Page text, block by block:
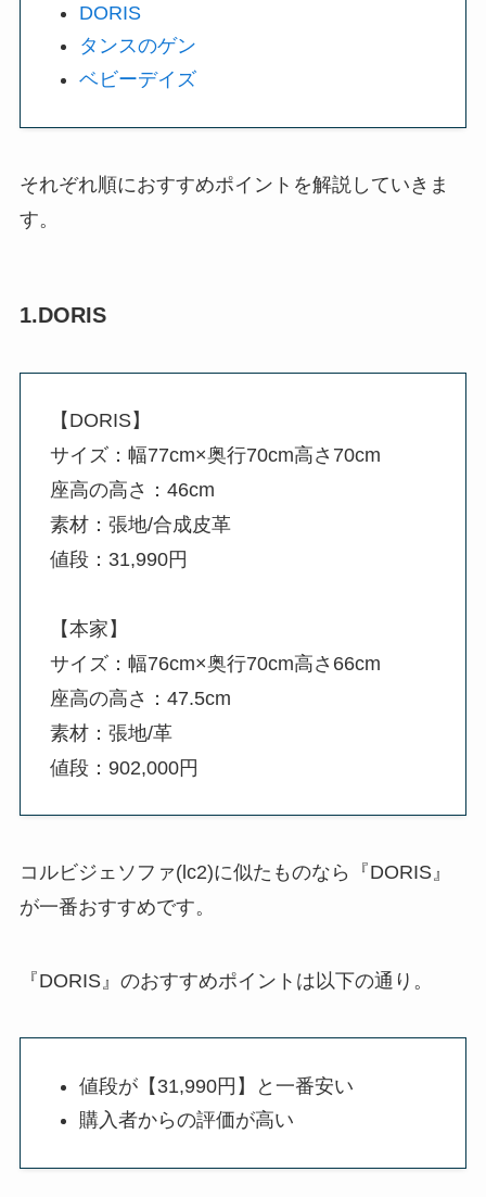
DORIS
タンスのゲン
ベビーデイズ
それぞれ順におすすめポイントを解説していきま
す。
1.DORIS
【DORIS】
サイズ：幅77cm×奥行70cm高さ70cm
座高の高さ：46cm
素材：張地/合成皮革
値段：31,990円
【本家】
サイズ：幅76cm×奥行70cm高さ66cm
座高の高さ：47.5cm
素材：張地/革
値段：902,000円
コルビジェソファ(lc2)に似たものなら『DORIS』
が一番おすすめです。
『DORIS』のおすすめポイントは以下の通り。
値段が【31,990円】と一番安い
購入者からの評価が高い